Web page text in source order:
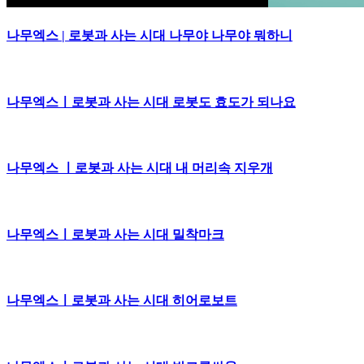
나무엑스 | 로봇과 사는 시대 나무야 나무야 뭐하니
나무엑스ㅣ로봇과 사는 시대 로봇도 효도가 되나요
나무엑스 ㅣ로봇과 사는 시대 내 머리속 지우개
나무엑스ㅣ로봇과 사는 시대 밀착마크
나무엑스ㅣ로봇과 사는 시대 히어로보트